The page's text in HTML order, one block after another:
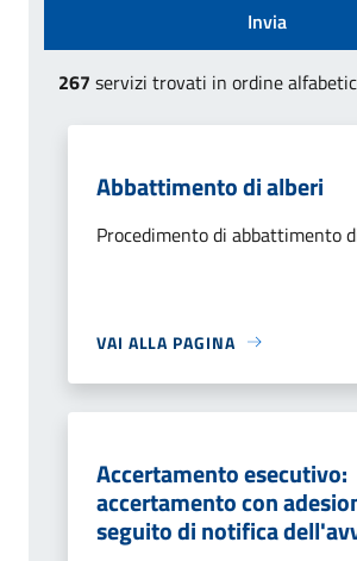
Invia
267 servizi trovati in ordine
Abbattimento di alberi
Procedimento di abbattimento
VAI ALLA PAGINA
Accertamento esecutivo:
accertamento con
seguito di notifica